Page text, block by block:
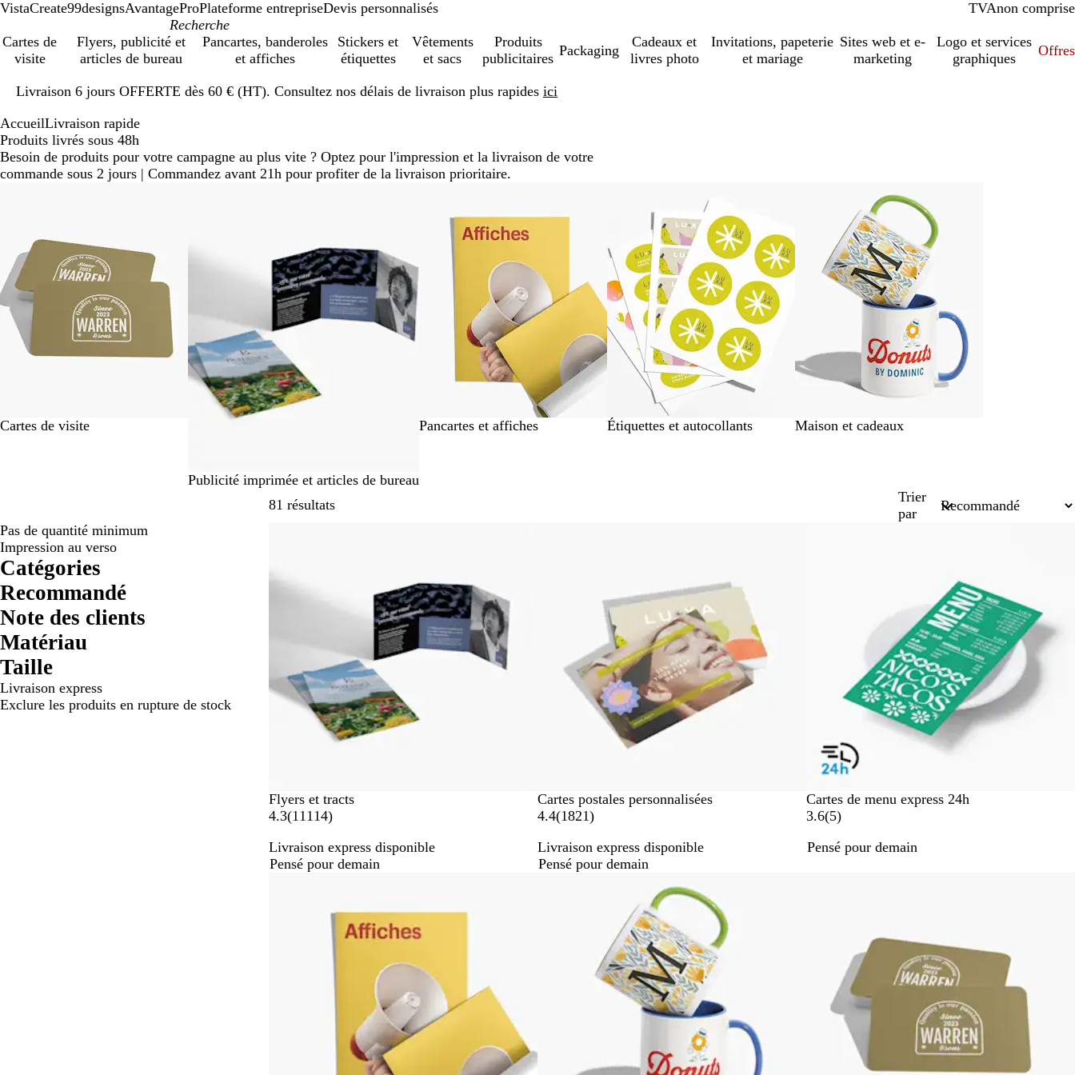
VistaCreate99designsAvantageProPlateforme entrepriseDevis personnalisés TVAcomprise
non comprise
Cartes de
visite
Flyers, publicité et
articles de bureau
Pancartes, banderoles
et affiches
Stickers et
étiquettes
Vêtements
et sacs
Produits
publicitaires
Packaging
Cadeaux et
livres photo
Invitations, papeterie
et mariage
Sites web et e-
marketing
Logo et services
graphiques
Offres
Livraison 6 jours OFFERTE dès 60 € (HT). Consultez nos délais de livraison plus rapides ici
1
AccueilLivraison rapide
Produits livrés sous 48h
Besoin de produits pour votre campagne au plus vite ? Optez pour l'impression et la livraison de votre
commande sous 2 jours | Commandez avant 21h pour profiter de la livraison prioritaire.
Cartes de visite
Publicité imprimée et articles de bureau
Pancartes et affiches Étiquettes et autocollants Maison et cadeaux
sur
81 résultats
Trier
par
Pas de quantité minimum
Impression au verso
Catégories
Recommandé
Note des clients
Matériau
Taille
Livraison express
Exclure les produits en rupture de stock
Flyers et tracts
4.3(11114a
i
s
)
Livraison express disponible
Pensé pour demain
Cartes postales personnalisées
4.4(1821a
i
s
)
Livraison express disponible
Pensé pour demain
Cartes de menu express 24h
3.6(5a
i
)
Pensé pour demain